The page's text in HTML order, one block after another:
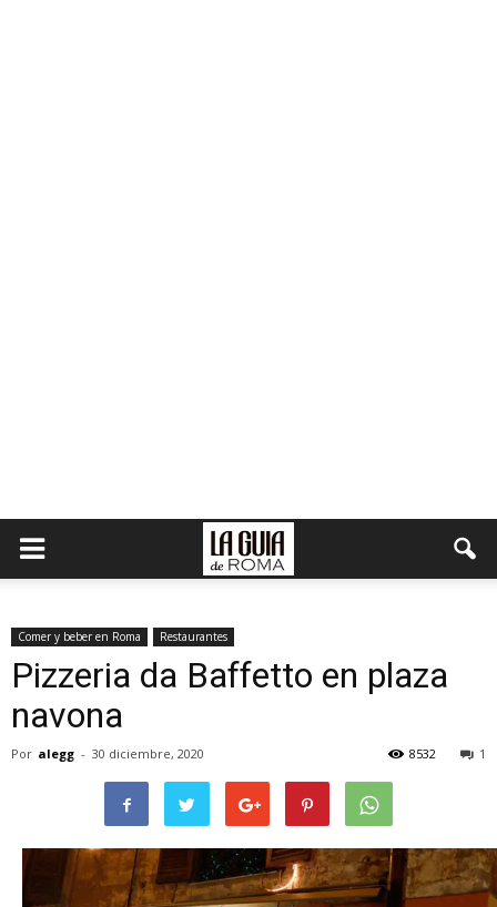
Comer y beber en Roma Restaurantes
Pizzeria da Baffetto en plaza
navona
Por alegg - 30 diciembre, 2020 1
8532